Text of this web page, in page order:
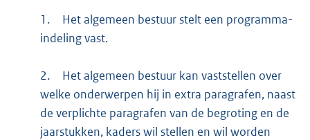
1.
Het algemeen bestuur stelt een programma-
indeling vast.
2.
Het algemeen bestuur kan vaststellen over
welke onderwerpen hij in extra paragrafen, naast
de verplichte paragrafen van de begroting en de
jaarstukken, kaders wil stellen en wil worden